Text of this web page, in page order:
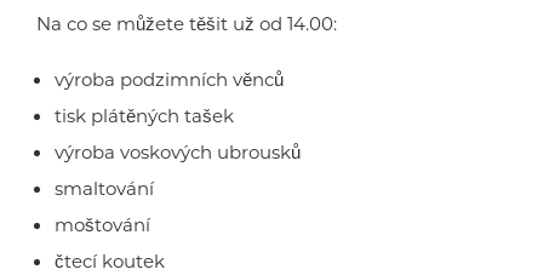
Na co se můžete těšit už od 14.00:
výroba podzimních věnců
tisk plátěných tašek
výroba voskových ubrousků
smaltování
moštování
čtecí koutek